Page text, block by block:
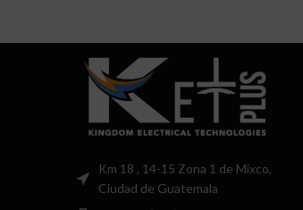
Km 18 , 14-15 Zona 1 de Mixco,
Ciudad de Guatemala